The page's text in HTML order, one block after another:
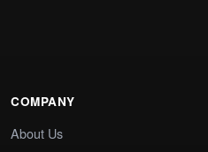
COMPANY
About Us